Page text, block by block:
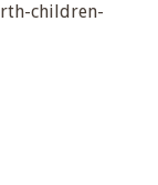
children-